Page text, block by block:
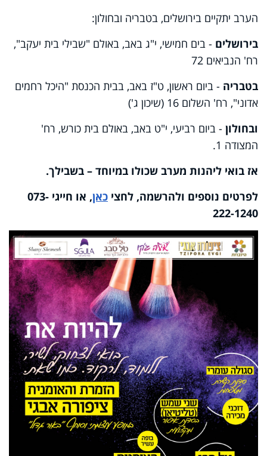
הערב יתקיים בירושלים, בטבריה ובחולון:
בירושלים - בים חמישי, י"ג באב, באולם "שבילי בית יעקב",
רח' הנביאים 72
בטבריה - ביום ראשון, ט"ז באב, בבית הכנסת "היכל רחמים
אדוני", רח' השלום 16 (שיכון ג')
ובחולון - ביום רביעי, י"ט באב, באולם בית כורש, רח'
המצודה 1.
אז בואי ליהנות מערב שכולו במיוחד – בשבילך.
לפרטים נוספים ולהרשמה, לחצי כאן
, או חייגי 073-
222-1240